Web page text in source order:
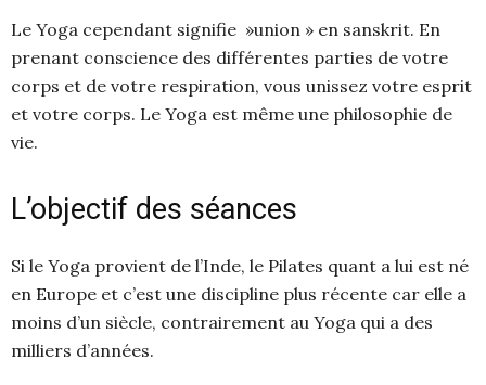
Le Yoga cependant signifie »union » en sanskrit. En
prenant conscience des différentes parties de votre
corps et de votre respiration, vous unissez votre esprit
et votre corps. Le Yoga est même une philosophie de
vie.
L’objectif des séances
Si le Yoga provient de l’Inde, le Pilates quant a lui est né
en Europe et c’est une discipline plus récente car elle a
moins d’un siècle, contrairement au Yoga qui a des
milliers d’années.